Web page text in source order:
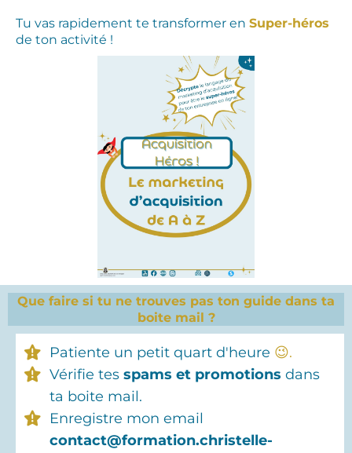
Tu vas rapidement te transformer en Super-héros
de ton activité !
Que faire si tu ne trouves pas ton guide dans ta
boite mail ?
Patiente un petit quart d'heure ‍😉.
Vérifie tes spams et promotions dans
ta boite mail.
Enregistre mon email
contact@formation.christelle-